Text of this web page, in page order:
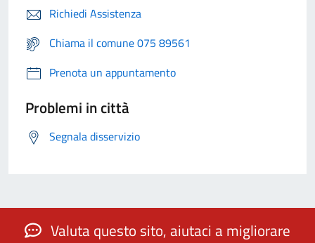
Richiedi Assistenza
Chiama il comune 075 89561
Prenota un appuntamento
Problemi in città
Segnala disservizio
Valuta questo sito, aiutaci a migliorare